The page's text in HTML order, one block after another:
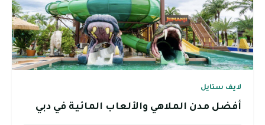
لايف ستايل
أفضل مدن الملاهي والألعاب المائية في دبي